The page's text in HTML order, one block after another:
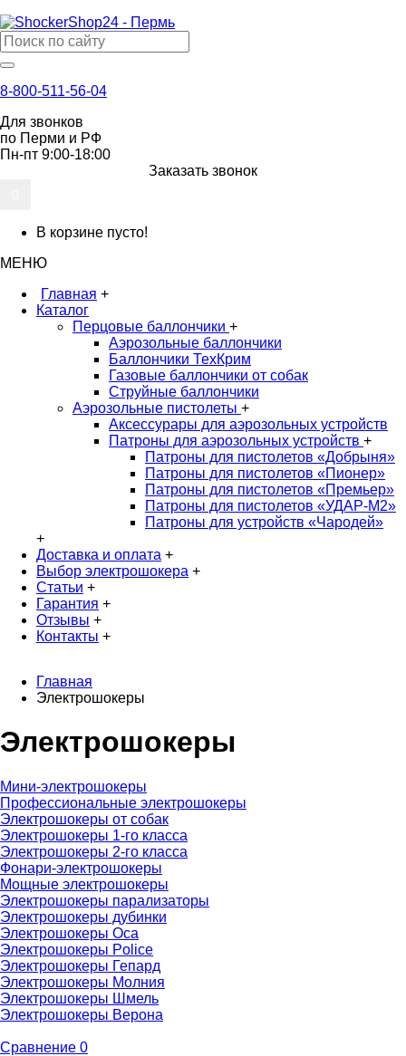
8-800-511-56-04
Для звонков
по Перми и РФ
Пн-пт 9:00-18:00
Заказать звонок
В корзине пусто!
МЕНЮ
Главная +
Каталог
Перцовые баллончики +
Аэрозольные баллончики
Баллончики ТехКрим
Газовые баллончики от собак
Струйные баллончики
Аэрозольные пистолеты +
Аксессурары для аэрозольных устройств
Патроны для аэрозольных устройств +
Патроны для пистолетов «Добрыня»
Патроны для пистолетов «Пионер»
Патроны для пистолетов «Премьер»
Патроны для пистолетов «УДАР-M2»
Патроны для устройств «Чародей»
+
Доставка и оплата +
Выбор электрошокера +
Статьи +
Гарантия +
Отзывы +
Контакты +
Главная
Электрошокеры
Электрошокеры
Мини-электрошокеры
Профессиональные электрошокеры
Электрошокеры от собак
Электрошокеры 1-го класса
Электрошокеры 2-го класса
Фонари-электрошокеры
Мощные электрошокеры
Электрошокеры парализаторы
Электрошокеры дубинки
Электрошокеры Оса
Электрошокеры Police
Электрошокеры Гепард
Электрошокеры Молния
Электрошокеры Шмель
Электрошокеры Верона
Сравнение 0